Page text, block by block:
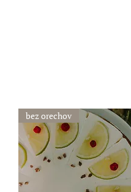
bez orechov